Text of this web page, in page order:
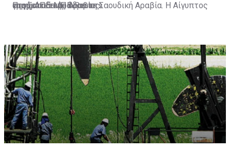
στοχεύει το Ιράν.
γραμματεία με έδρα τη Σαουδική Αραβία. Η Αίγυπτος
δήλωσε.
της Σαουδικής Αραβίας.
Πηγή: ΑΠΕ-ΜΠΕ-Reuters